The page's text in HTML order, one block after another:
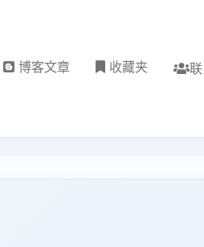
博客文章 收藏夹